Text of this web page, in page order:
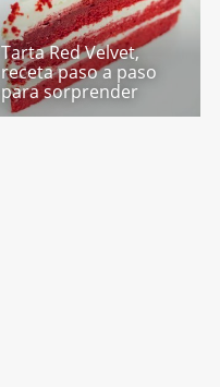
Tarta Red Velvet,
receta paso a paso
para sorprender